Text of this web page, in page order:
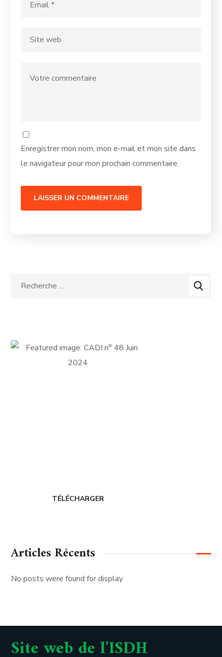
Enregistrer mon nom, mon e-mail et mon site dans
le navigateur pour mon prochain commentaire.
TÉLÉCHARGER
Articles Récents
No posts were found for display
Site web de l'ISDH